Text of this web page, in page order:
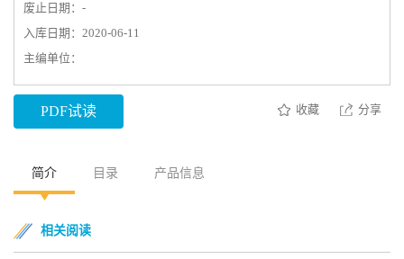
废止日期：-
入库日期：2020-06-11
主编单位：
PDF试读 收藏 分享
简介 目录 产品信息
相关阅读